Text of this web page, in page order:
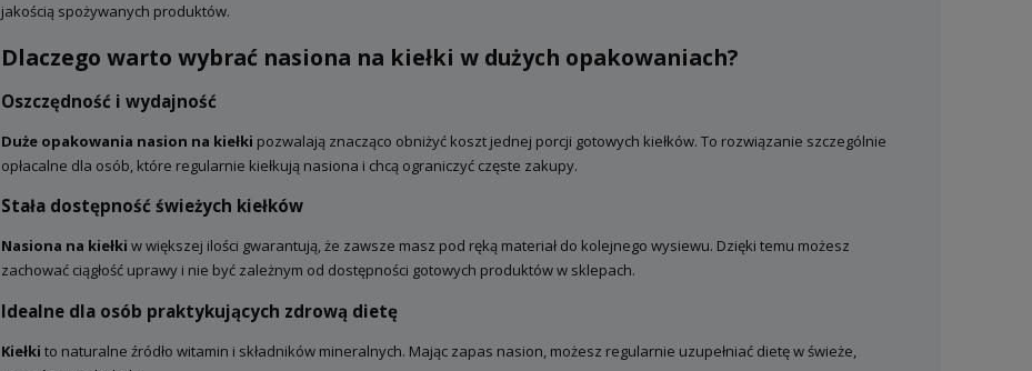
jakością spożywanych produktów.
Dlaczego warto wybrać nasiona na kiełki w dużych opakowaniach?
Oszczędność i wydajność
Duże opakowania nasion na kiełki pozwalają znacząco obniżyć koszt jednej porcji gotowych kiełków. To rozwiązanie szczególnie
opłacalne dla osób, które regularnie kiełkują nasiona i chcą ograniczyć częste zakupy.
Stała dostępność świeżych kiełków
Nasiona na kiełki w większej ilości gwarantują, że zawsze masz pod ręką materiał do kolejnego wysiewu. Dzięki temu możesz
zachować ciągłość uprawy i nie być zależnym od dostępności gotowych produktów w sklepach.
Idealne dla osób praktykujących zdrową dietę
Kiełki to naturalne źródło witamin i składników mineralnych. Mając zapas nasion, możesz regularnie uzupełniać dietę w świeże,